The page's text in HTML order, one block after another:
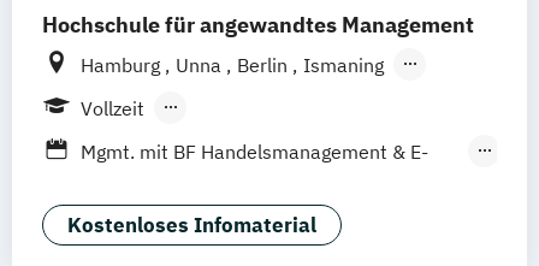
Hochschule für angewandtes Management
Hamburg Unna Berlin
Ismaning
Mannheim
Stuttgart
Vollzeit
Berufsbegleitendes Präsenzstudium
Mgmt. mit BF Handelsmanagement & E-
Social Media Studies Sportmanagement
Kostenloses Infomaterial